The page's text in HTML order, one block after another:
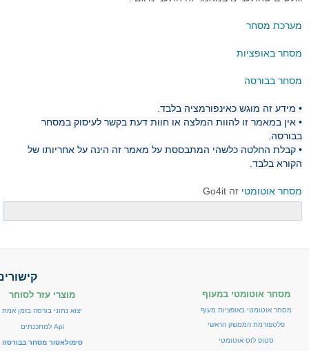
מערכת מסחר
מסחר באופציות
מסחר בבורסה
• מידע זה מוגש כאינפורמציה בלבד.
• אין במאמר זו להוות המלצה או חוות דעת בקשר לעיסוק במסחר
בבורסה.
• קבלת החלטה כלשהי המתבססת על מאמר זה הינה על אחריותו של
הקורא בלבד.
מסחר אוטומטי זה Go4it
מסחר אוטומטי במעוף
מסחר אוטומטי באופציות מעוף
פלטפורמת הממשק הראשי
סטופ לוס אוטומטי
מוצרי עזר לסוחר
יצוא נתוני בורסה בזמן אמת
Api למתכנתים
סימולאטור מסחר בבורסה